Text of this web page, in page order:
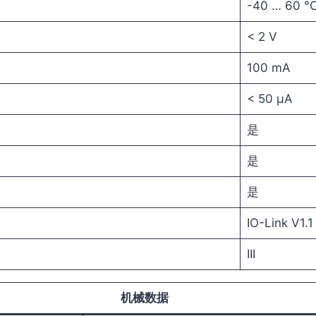
-40 … 60
< 2 V
100 mA
< 50 µA
是
是
是
IO-Link V1.1
III
机械数据